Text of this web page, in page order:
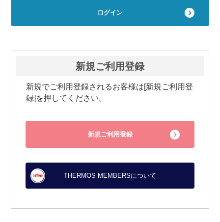
新規ご利用登録
新規でご利用登録されるお客様は[新規ご利用登
録]を押してください。
新規ご利用登録
THERMOS MEMBERSについて